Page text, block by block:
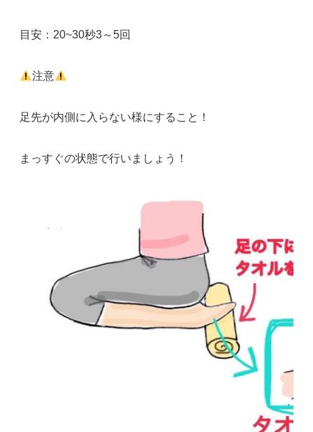
目安：20~30秒3～5回
注意
足先が内側に入らない様にすること！
まっすぐの状態で行いましょう！